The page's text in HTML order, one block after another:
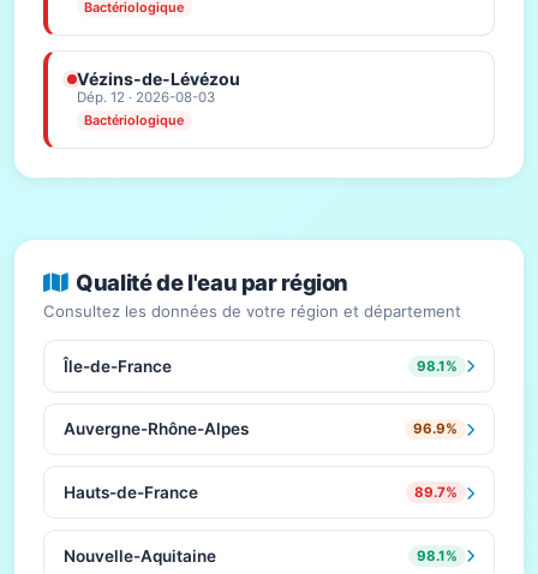
Bactériologique
Vézins-de-Lévézou
Dép. 12 · 2026-08-03
Bactériologique
Qualité de l'eau par région
Consultez les données de votre région et département
Île-de-France 98.1%
Auvergne-Rhône-Alpes 96.9%
Hauts-de-France 89.7%
Nouvelle-Aquitaine 98.1%